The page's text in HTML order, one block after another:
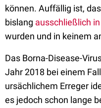
können. Auffällig ist,
bislang ausschließlich
wurden und in keinem
Das Borna-Disease-
Jahr 2018 bei einem
ursächlichem Erreger
es jedoch schon lange